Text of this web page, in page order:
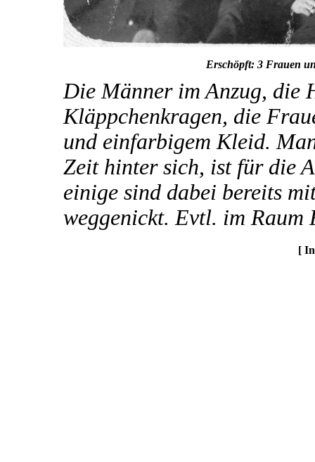
Erschöpft: 3 Frauen
Die Männer im Anzug, die
Kläppchenkragen, die
und einfarbigem Kleid.
Zeit hinter sich, ist für die
einige sind dabei bereits
weggenickt. Evtl. im
[